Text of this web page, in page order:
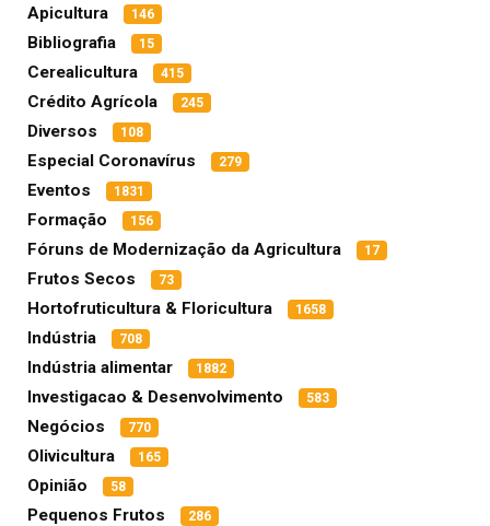
Apicultura 146
Bibliografia 15
Cerealicultura 415
Crédito Agrícola 245
Diversos 108
Especial Coronavírus 279
Eventos 1831
Formação 156
Fóruns de Modernização da Agricultura 17
Frutos Secos 73
Hortofruticultura & Floricultura 1658
Indústria 708
Indústria alimentar 1882
Investigacao & Desenvolvimento 583
Negócios 770
Olivicultura 165
Opinião 58
Pequenos Frutos 286